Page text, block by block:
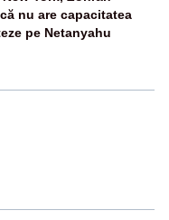
nu are capacitatea
pe Netanyahu